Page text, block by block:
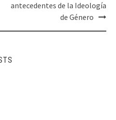
antecedentes de la Ideología
de Género